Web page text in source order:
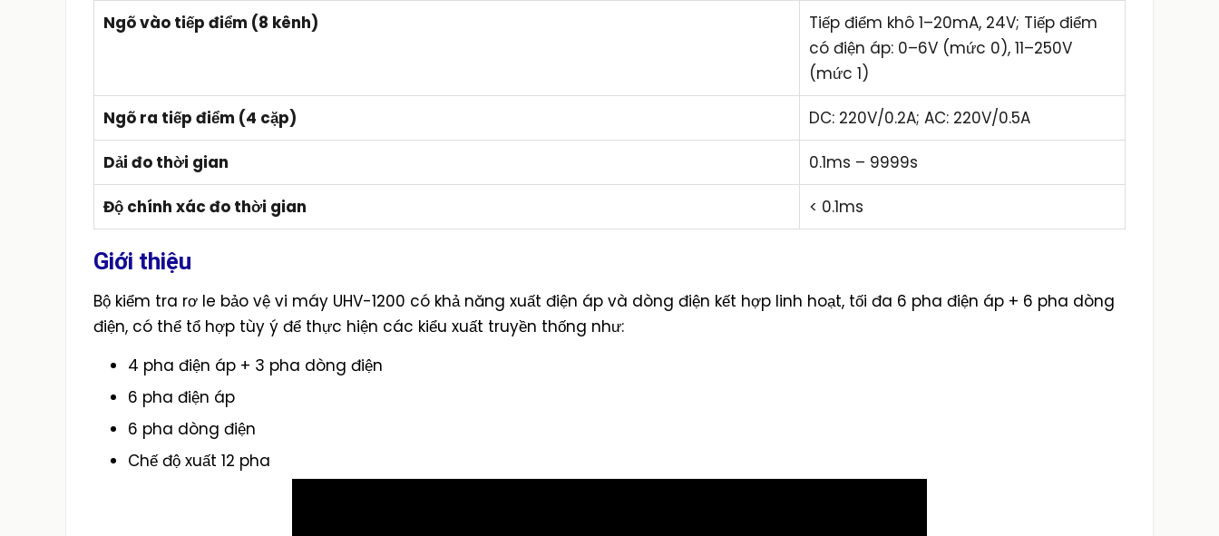
Ngõ vào tiếp điểm (8 kênh)
Tiếp điểm khô 1–20mA, 24V; Tiếp điểm
có điện áp: 0–6V (mức 0), 11–250V
(mức 1)
Ngõ ra tiếp điểm (4 cặp) DC: 220V/0.2A; AC: 220V/0.5A
Dải đo thời gian 0.1ms – 9999s
Độ chính xác đo thời gian < 0.1ms
Giới thiệu
Bộ kiểm tra rơ le bảo vệ vi máy UHV-1200 có khả năng xuất điện áp và dòng điện kết hợp linh hoạt, tối đa 6 pha điện áp + 6 pha dòng
điện, có thể tổ hợp tùy ý để thực hiện các kiểu xuất truyền thống như:
4 pha điện áp + 3 pha dòng điện
6 pha điện áp
6 pha dòng điện
Chế độ xuất 12 pha